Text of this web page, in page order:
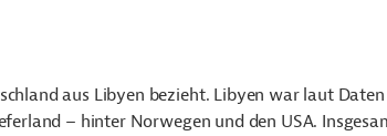
aus Libyen bezieht. Libyen war laut Daten
– hinter Norwegen und den USA.